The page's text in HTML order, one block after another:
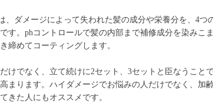
、ダメージによって失われた髪の成分や栄養分を、4つ
す。phコントロールで髪の内部まで補修成分を染みこ
締めてコーティングします。
けでなく、立て続けに2セット、3セットと臣なうこと
まります。ハイダメージでお悩みの人だけでなく、加
きた人にもオススメです。